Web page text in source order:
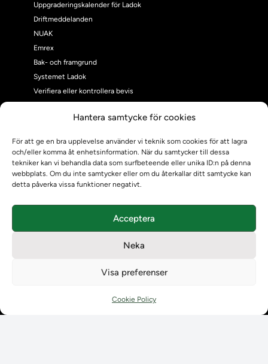
Hantera samtycke för cookies
För att ge en bra upplevelse använder vi teknik som cookies för att lagra
och/eller komma åt enhetsinformation. När du samtycker till dessa
tekniker kan vi behandla data som surfbeteende eller unika ID:n på denna
webbplats. Om du inte samtycker eller om du återkallar ditt samtycke kan
detta påverka vissa funktioner negativt.
Acceptera
Neka
Visa preferenser
Cookie Policy
Uppgraderingskalender för Ladok
Driftmeddelanden
NUAK
Emrex
Bak- och framgrund
Systemet Ladok
Verifiera eller kontrollera bevis
Om Ladokkonsortiet
Ladokkonsortiet internationellt
Vision, strategi och produktplan
Användarkontakter
Kontaktuppgifter till lärosätenas Ladoksupport